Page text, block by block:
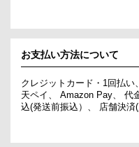
お支払い方法について
クレジットカード・1回払
天ペイ、 Amazon Pay、 代
込(発送前振込）、 店舗決済